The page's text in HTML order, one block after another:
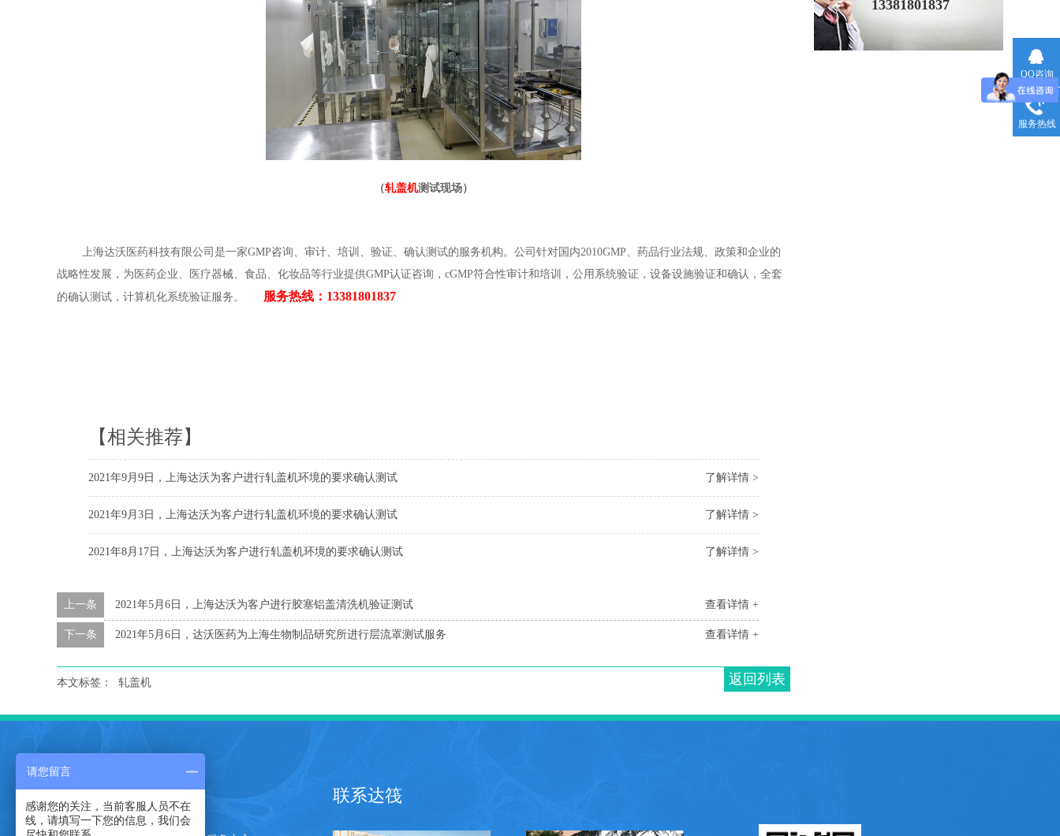
（轧盖机测试现场）
上海达沃医药科技有限公司是一家GMP咨询、审计、培训、验证、确认测试的服务机构。公司针对国内2010GMP、药品行业法规、政策和企业的
战略性发展，为医药企业、医疗器械、食品、化妆品等行业提供GMP认证咨询，cGMP符合性审计和培训，公用系统验证，设备设施验证和确认，全套
的确认测试，计算机化系统验证服务。 服务热线：13381801837
【相关推荐】
了解详情 >
2021年9月9日，上海达沃为客户进行轧盖机环境的要求确认测试
了解详情 >
2021年9月3日，上海达沃为客户进行轧盖机环境的要求确认测试
了解详情 >
2021年8月17日，上海达沃为客户进行轧盖机环境的要求确认测试
查看详情 +
上一条 2021年5月6日，上海达沃为客户进行胶塞铝盖清洗机验证测试
查看详情 +
下一条 2021年5月6日，达沃医药为上海生物制品研究所进行层流罩测试服务
返回列表
本文标签： 轧盖机
13381801837
网站导航 联系达筏
QQ咨询
服务热线
请您留言
感谢您的关注，当前客服人员不在
线，请填写一下您的信息，我们会